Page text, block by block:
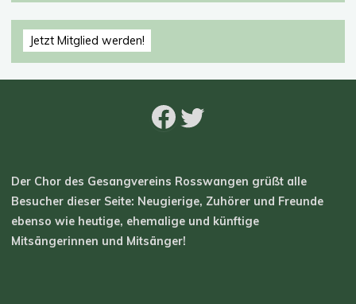
Jetzt Mitglied werden!
Facebook
Twitter
Der Chor des Gesangvereins Rosswangen grüßt alle
Besucher dieser Seite: Neugierige, Zuhörer und Freunde
ebenso wie heutige, ehemalige und künftige
Mitsängerinnen und Mitsänger!